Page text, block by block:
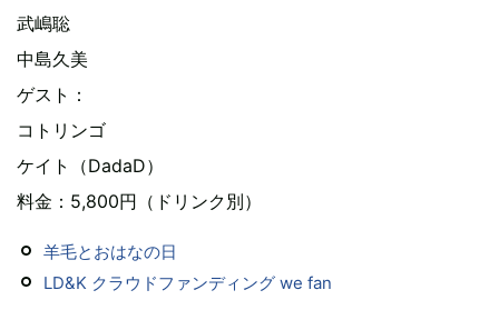
武嶋聡
中島久美
ゲスト：
コトリンゴ
ケイト（DadaD）
料金：5,800円（ドリンク別）
羊毛とおはなの日
LD&K クラウドファンディング we fan